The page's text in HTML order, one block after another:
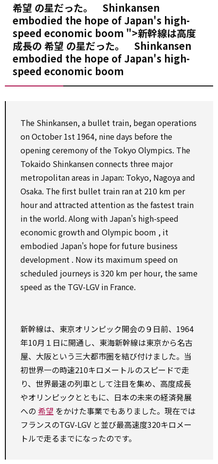
希望 の星だった。 Shinkansen
embodied the hope of Japan's high-
speed economic boom ">新幹線は高度
成長の 希望 の星だった。 Shinkansen
embodied the hope of Japan's high-
speed economic boom
The Shinkansen, a bullet train, began operations
onOctober 1st 1964, nine days before the
opening ceremony of the Tokyo Olympics. The
Tokaido Shinkansen connects three major
metropolitanareas in Japan: Tokyo, Nagoya and
Osaka. The first bullet train ran at 210 km per
hour and attracted attentionas the fastest train
in the world. Along with Japan's high-speed
economic growth and Olympic boom , it
embodied Japan's hopeforfuture business
development . Now its maximum speed on
scheduled journeys is 320 km perhour, the same
speed as the TGV-LGV in France.
新幹線は、東京オリンピック開会の９日前、1964
年10月１日に開通し、東海新幹線は東京から名古
屋、大阪という三大都市圏を結び付けました。当
初世界一の時速210キロメートルのスピードで走
り、世界最速の列車として注目を集め、高度成長
やオリンピックとともに、日本の未来の経済発展
への 希望 をかけた事業でもありました。現在では
フランスのTGV-LGV と並び最高速度320キロメー
トルで走るまでになったのです。